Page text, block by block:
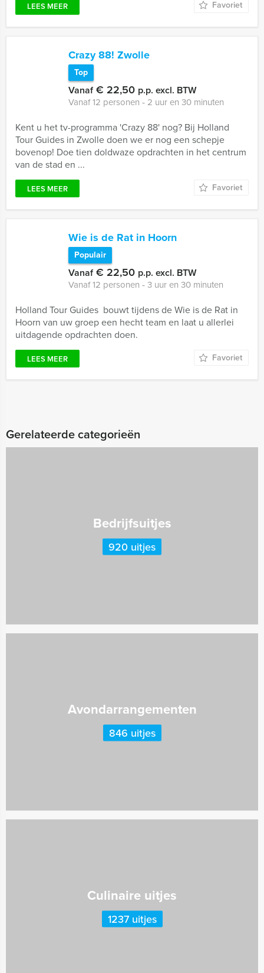
LEES MEER Favoriet
Crazy 88! Zwolle
Top
Vanaf€ 22,50 p.p. excl. BTW
Vanaf 12 personen ‐ 2 uur en 30 minuten
Kent u het tv-programma 'Crazy 88' nog? Bij Holland
Tour Guides in Zwolle doen we er nog een schepje
bovenop! Doe tien doldwaze opdrachten in het centrum
van de stad en ...
LEES MEER Favoriet
Wie is de Rat in Hoorn
Populair
Vanaf€ 22,50 p.p. excl. BTW
Vanaf 12 personen ‐ 3 uur en 30 minuten
Holland Tour Guides bouwt tijdens de Wie is de Rat in
Hoorn van uw groep een hecht team en laat u allerlei
uitdagende opdrachten doen.
LEES MEER Favoriet
Gerelateerde categorieën
Bedrijfsuitjes
920 uitjes
Avondarrangementen
846 uitjes
Culinaire uitjes
1237 uitjes